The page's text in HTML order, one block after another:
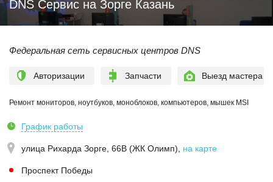
DNS Сервис на Зорге Казань
Федеральная сеть сервисных центров DNS
Авторизации Запчасти Выезд мастера
Ремонт мониторов, ноутбуков, моноблоков, компьютеров, мышек MSI
График работы
улица Рихарда Зорге, 66В (ЖК Олимп) на карте
Проспект Победы